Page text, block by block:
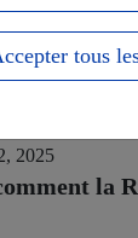
2025
la
tous